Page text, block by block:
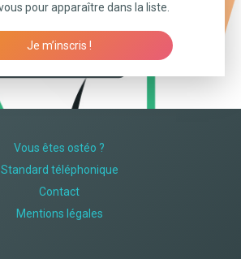
pour apparaître dans la liste.
Je m’inscris !
Vous êtes ostéo ?
Standard téléphonique
Contact
Mentions légales